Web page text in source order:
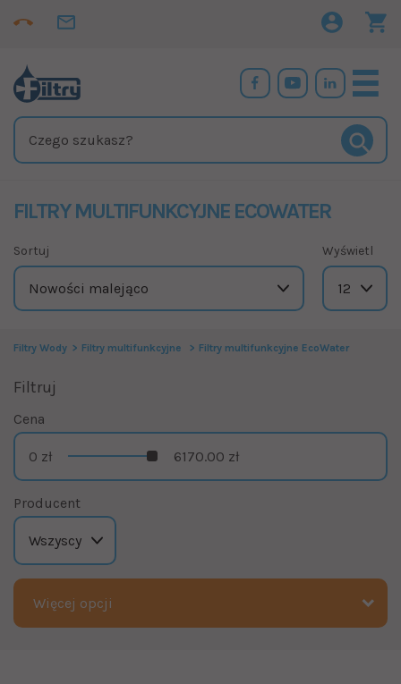
FILTRY MULTIFUNKCYJNE ECOWATER
Sortuj Wyświetl
Filtry Wody Filtry multifunkcyjne Filtry multifunkcyjne EcoWater
Filtruj
Cena
0 zł 6170.00 zł
Producent
Więcej opcji